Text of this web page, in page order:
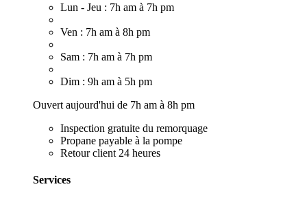
Lun - Jeu : 7h am à 7h pm
Ven : 7h am à 8h pm
Sam : 7h am à 7h pm
Dim : 9h am à 5h pm
Ouvert aujourd'hui de 7h am à 8h pm
Inspection gratuite du remorquage
Propane payable à la pompe
Retour client 24 heures
Services